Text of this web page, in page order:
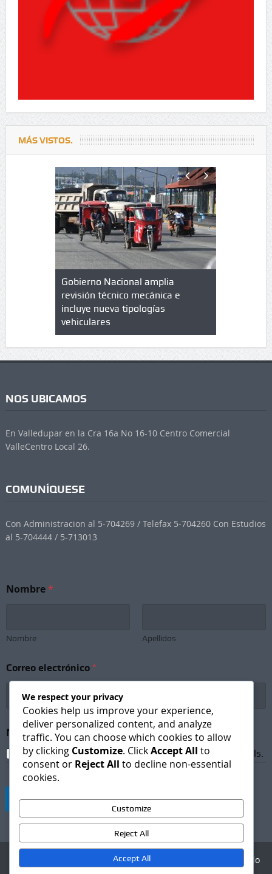
MÁS VISTOS.
de
en
Gobierno Nacional amplia
revisión técnico mecánica e
incluye nueva tipologías
vehiculares
cuáles
NOS UBICAMOS
En Valledupar en la Cra 16a No 16-10 Centro Comercial
ValleCentro Local 26.
COMUNÍQUESE
Con Administracion al 5-704269 / Telefax 5-704260 Con Estudios
al 5-704444 / 5-713013
Nombre*
Nombre Apellidos
Correo electrónico *
C
o
r
b
Newsletter Subscription *
I agree to receive newsletters and promotional emails.
Suscribirse
Agencia Digital - Desarrollo
We respect your privacy
Cookies help us improve your experience,
deliver personalized content, and analyze
traffic. You can choose which cookies to allow
by clicking Customize. ClickAccept All to
consent or Reject All to decline non-essential
cookies.
Customize
Reject All
Accept All